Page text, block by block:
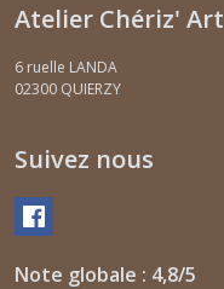
Atelier Chériz' Art
6 ruelle LANDA
02300 QUIERZY
Suivez nous
Note globale : 4,8/5